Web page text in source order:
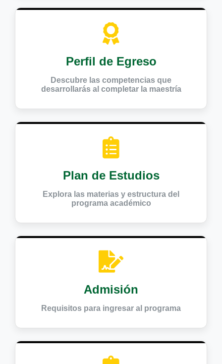
Perfil de Egreso
Descubre las competencias que
desarrollarás al completar la maestría
Plan de Estudios
Explora las materias y estructura del
programa académico
Admisión
Requisitos para ingresar al programa